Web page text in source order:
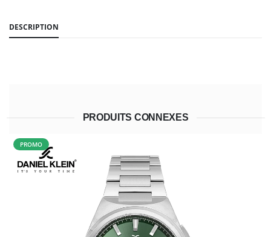
DESCRIPTION
PRODUITS CONNEXES
PROMO